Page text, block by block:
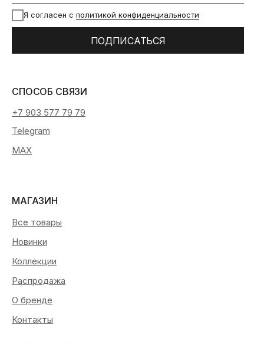
Все товары
Новинки
О бренде
Контакты
Коллекции
Распродажа
Я согласен с политикой конфиденциальности
ПОДПИСАТЬСЯ
+7 903 577 79 79
СПОСОБ СВЯЗИ
Telegram
MAX
МАГАЗИН